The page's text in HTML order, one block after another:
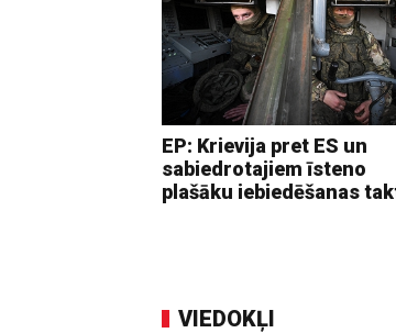
EP: Krievija pret ES un
sabiedrotajiem īsteno
plašāku iebiedēšanas
VIEDOKĻI